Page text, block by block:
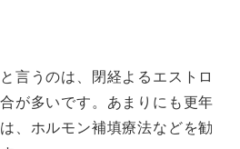
言うのは、閉経よるエストロ
が多いです。あまりにも更年
、ホルモン補填療法などを勧